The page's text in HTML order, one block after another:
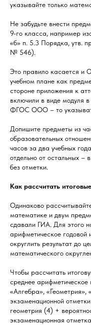
указывайте только
Не забудьте внести
9-го класса, например
«б» п. 5.3 Порядка, утв.
№ 546).
Это правило касается
учебном плане как
стороне приложения к
включили в виде модуля
ФГОС ООО – то
Допишите предметы из
образовательных
часов за два учебных
отдельно от остальных –
без отметки.
Как рассчитать
Одинаково
математике и двум
сдавали ГИА. Для этого
арифметическое годовой
округлить результат до
математического
Чтобы рассчитать
среднее арифметическое
«Алгебра», «Геометрия»,
экзаменационной
геометрия (4) +
экзаменационная